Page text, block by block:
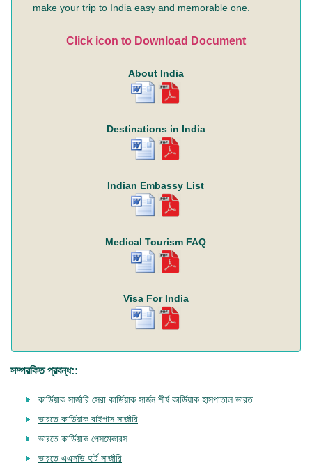
make your trip to India easy and memorable one.
Click icon to Download Document
About India
Destinations in India
Indian Embassy List
Medical Tourism FAQ
Visa For India
সম্পরকিত প্রবন্ধ::
কার্ডিয়াক সার্জারি সেরা কার্ডিয়াক সার্জন শীর্ষ কার্ডিয়াক হাসপাতাল ভারত
ভারতে কার্ডিয়াক বাইপাস সার্জারি
ভারতে কার্ডিয়াক পেসমেকারস
ভারতে এএসডি হার্ট সার্জারি